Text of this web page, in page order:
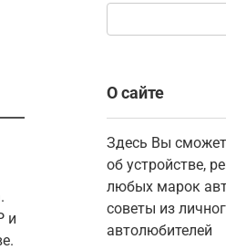
и
О сайте
Здесь Вы
об устройстве,
любых марок
советы из
автолюбителей